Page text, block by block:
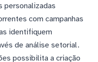
personalizadas
com campanhas
identifiquem
de análise setorial.
possibilita a criação